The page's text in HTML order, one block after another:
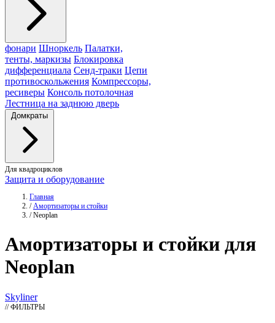
фонари Шноркель Палатки,
тенты, маркизы Блокировка
дифференциала Сенд-траки Цепи
противоскольжения Компрессоры,
ресиверы Консоль потолочная
Лестница на заднюю дверь
Домкраты
Для квадроциклов
Защита и оборудование
Главная
/ Амортизаторы и стойки
/ Neoplan
Амортизаторы и стойки для
Neoplan
Skyliner
// ФИЛЬТРЫ